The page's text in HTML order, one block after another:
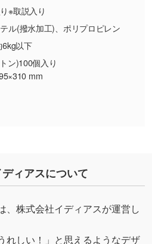
タや、使いたいキャラク
きりしているデータは切
す。→
背景が足りない／塗り足
い
刷範囲よりも小さい場
ドを入れたい／QRコード
れば、QRコードを生成
相談にも応じています。
※取説入り
ル(撥水加工)、ポリプロピレン
6kg以下
ン)100個入り
mm
ィアスについて
、株式会社イディアスが運営し
れしい！」と思えるようなデザ